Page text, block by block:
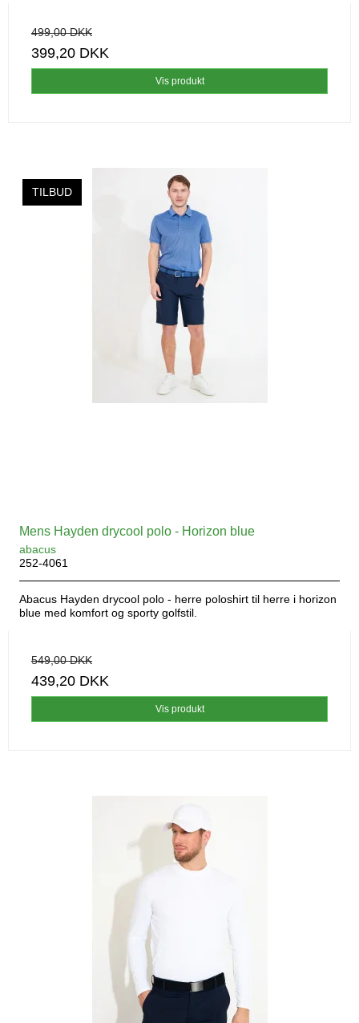
499,00 DKK
399,20 DKK
Vis produkt
TILBUD
Mens Hayden drycool polo - Horizon blue
abacus
252-4061
Abacus Hayden drycool polo - herre poloshirt til herre i horizon
blue med komfort og sporty golfstil.
549,00 DKK
439,20 DKK
Vis produkt